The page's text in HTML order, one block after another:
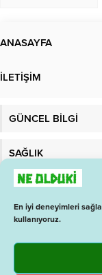
En iyi deneyimleri
kullanıyoruz.
ANASAYFA
İLETİŞİM
GÜNCEL BİLGİ
SAĞLIK
TEKNOLOJİ
1 İŞ ARA